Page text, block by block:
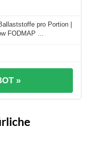
pro Portion |
FODMAP ...
»